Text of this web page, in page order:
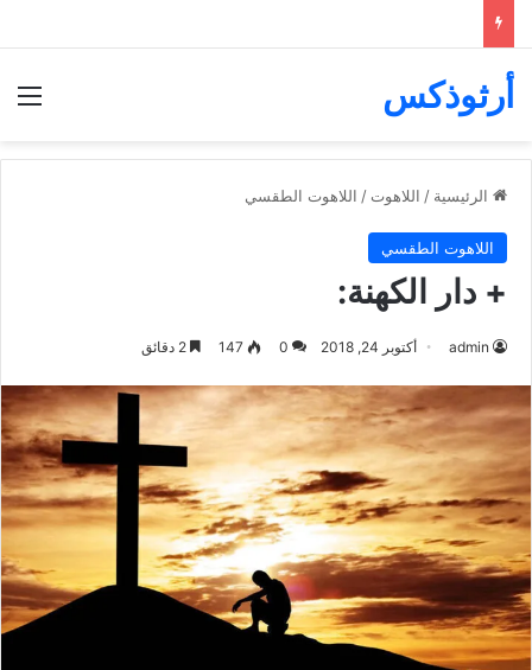
أرثوذكس
الرئيسية / اللاهوت / اللاهوت الطقسي
اللاهوت الطقسي
+ دار الكهنة:
admin أكتوبر 24, 2018 0
147